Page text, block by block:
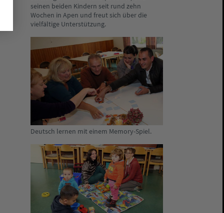
seinen beiden Kindern seit rund zehn
Wochen in Apen und freut sich über die
vielfältige Unterstützung.
Deutsch lernen mit einem Memory-Spiel.